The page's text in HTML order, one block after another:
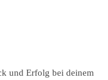
und Erfolg bei deinem